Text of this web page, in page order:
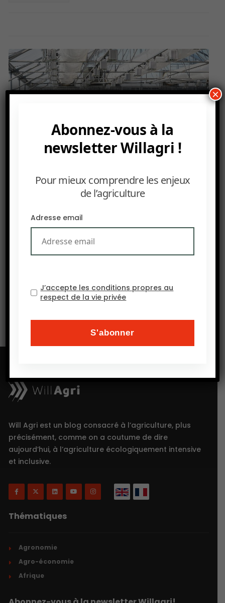
pour réécrire les règles de l’engrais : la course à la
nouvelle génération
l’adaptation climatique a atteint 870M$, le double de
Will Agri est un blog consacré à l’agriculture, plus
précisément, comme on a coutume de dire
aujourd’hui, à l’agriculture écologiquement intensive
et inclusive.
Thématiques
Agronomie
Agro-économie
Afrique
Abonnez-vous à la
newsletter Willagri !
Pour mieux comprendre les enjeux
de l’agriculture
Adresse email
J’accepte les conditions propres au
respect de la vie privée
×